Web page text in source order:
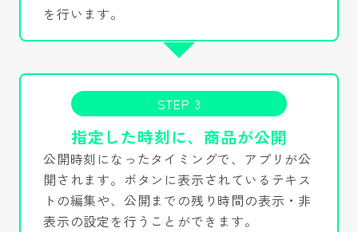
を行います。
STEP 3
指定した時刻に、商品が公開
公開時刻になったタイミングで、アプリが公
開されます。ボタンに表示されているテキス
トの編集や、公開までの残り時間の表示・非
表示の設定を行うことができます。